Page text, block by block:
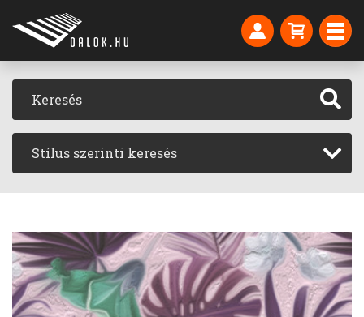
Stílus szerinti keresés